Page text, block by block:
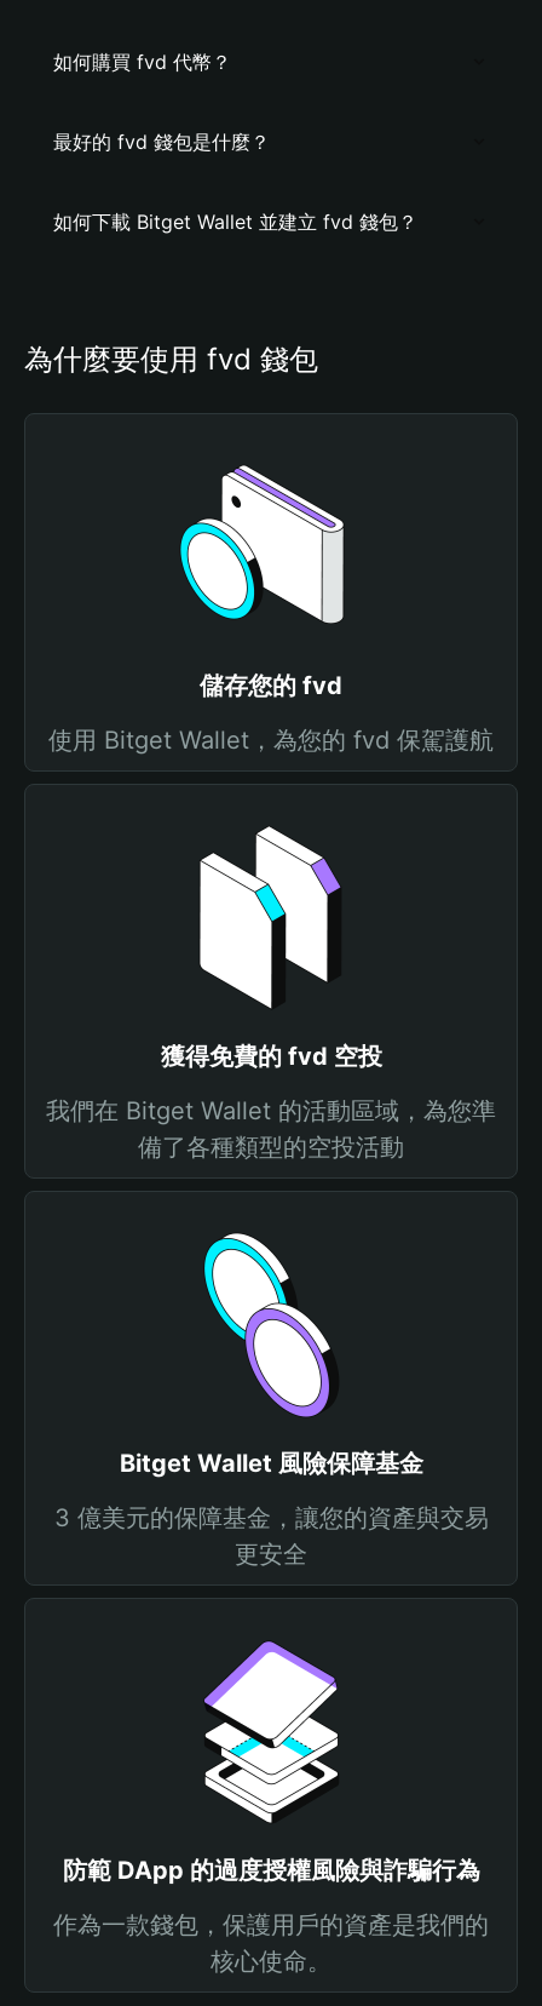
如何購買 fvd 代幣？
最好的 fvd 錢包是什麼？
如何下載 Bitget Wallet 並建立 fvd 錢包？
為什麼要使用 fvd 錢包
儲存您的 fvd
使用 Bitget Wallet，為您的 fvd 保駕護航
獲得免費的 fvd 空投
我們在 Bitget Wallet 的活動區域，為您準
備了各種類型的空投活動
Bitget Wallet 風險保障基金
3 億美元的保障基金，讓您的資產與交易
更安全
防範 DApp 的過度授權風險與詐騙行為
作為一款錢包，保護用戶的資產是我們的
核心使命。